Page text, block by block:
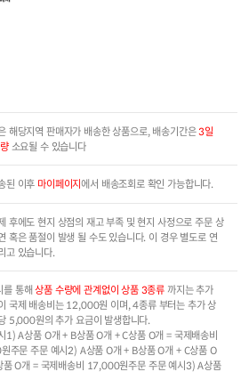
해당지역 판매자가 배송한 상품으로, 배송기간은3일
소요될 수 있습니다
된 이후 마이페이지에서 배송조회로 확인 가능합니다.
후에도 현지 상점의 재고 부족 및 현지 사정으로 주문 상
혹은 품절이 발생 될 수도 있습니다. 이 경우 별도로 연
고 있습니다.
를 통해상품 수량에 관계없이 상품 3종류 까지는 추가
국제 배송비는 12,000원 이며, 4종류 부터는 추가 상
5,000원의 추가 요금이 발생합니다.
1) A상품 O개 + B상품 O개 + C상품 O개 = 국제배송비
주문 주문 예시2) A상품 O개 + B상품 O개 + C상품 O
품 O개 = 국제배송비 17,000원주문 주문 예시3) A상품